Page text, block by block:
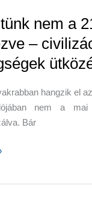
nem a
–
hangzik el
nem a mai
Bár